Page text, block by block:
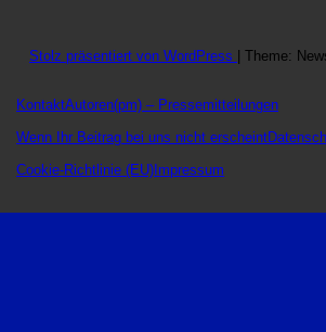
Stolz präsentiert von WordPress Theme:
KontaktAutoren(pm) – Pressemitteilungen
Wenn Ihr Beitrag bei uns nicht erscheint
Cookie-Richtlinie (EU) Impressum